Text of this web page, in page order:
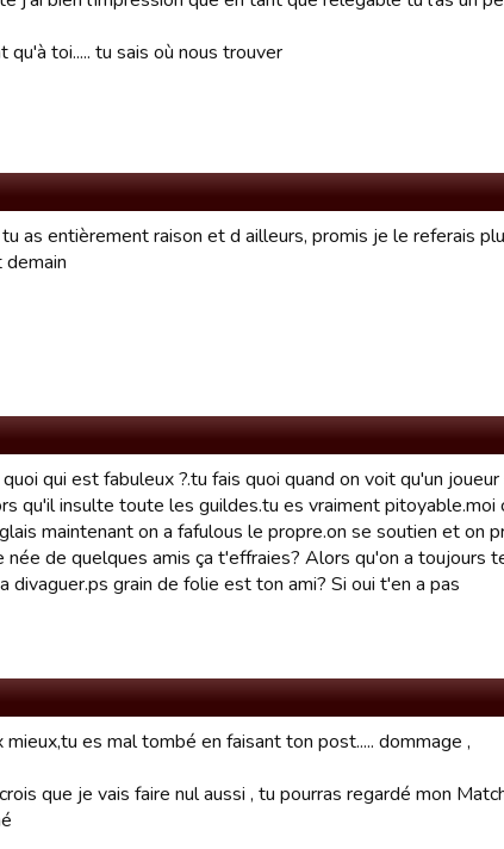
qu'à toi..... tu sais où nous trouver
as entièrement raison et d ailleurs, promis je le referais
demain
qui est fabuleux ?.tu fais quoi quand on voit qu'un
qu'il insulte toute les guildes.tu es vraiment pitoyable.moi
maintenant on a fafulous le propre.on se soutien et on
née de quelques amis ça t'effraies? Alors qu'on a toujours
divaguer.ps grain de folie est ton ami? Si oui t'en a pas
es mal tombé en faisant ton post..... dommage ,
que je vais faire nul aussi , tu pourras regardé mon